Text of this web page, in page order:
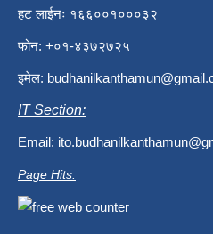
हट लाईनः १६६००१०००३२
फोन: +०१-४३७२७२५
इमेल:
IT Section:
Email:
Page Hits: